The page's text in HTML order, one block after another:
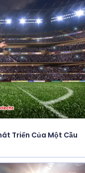
Triển Của Một Cầu